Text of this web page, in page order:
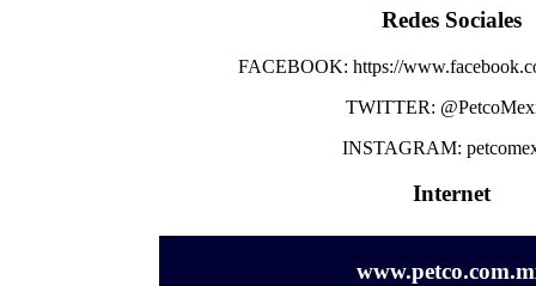
Redes Sociales
FACEBOOK: https://
TWITTER:
INSTAGRAM:
Internet